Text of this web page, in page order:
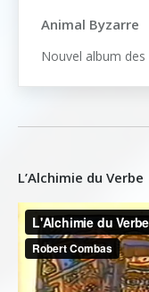
Animal Byzarre
Nouvel album des
L’Alchimie du Verbe